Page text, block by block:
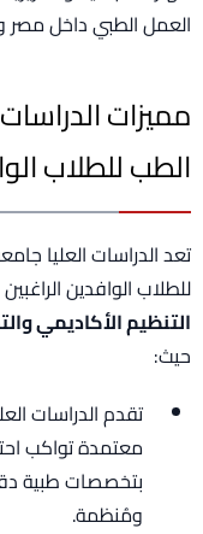
العمل الطبي داخل مصر
مميزات
الطب للطلاب
تعد الدراسات العليا
للطلاب الوافدين
التنظيم الأكاديمي
حيث:
تقدم الدراسات
معتمدة تواكب
بتخصصات طبية
ومُنظمة.